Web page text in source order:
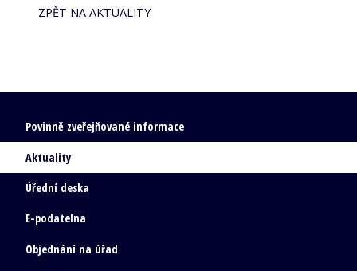
ZPĚT NA AKTUALITY
Povinně zveřejňované informace
Aktuality
Úřední deska
E-podatelna
Objednání na úřad